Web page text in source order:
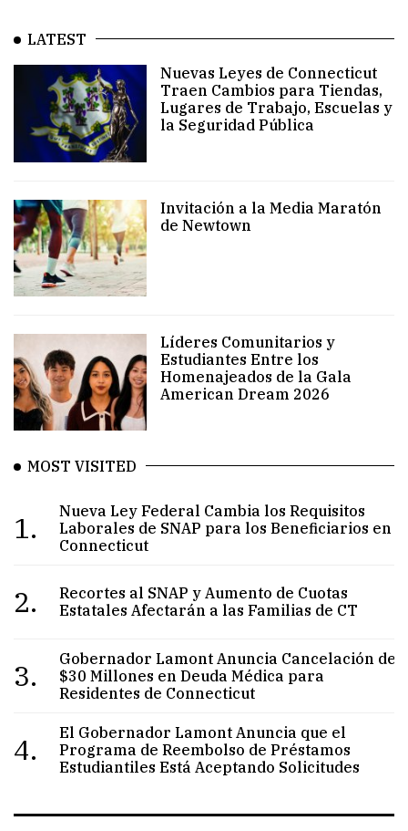
LATEST
Nuevas Leyes de Connecticut
Traen Cambios para Tiendas,
Lugares de Trabajo, Escuelas y
la Seguridad Pública
Invitación a la Media Maratón
de Newtown
Líderes Comunitarios y
Estudiantes Entre los
Homenajeados de la Gala
American Dream 2026
MOST VISITED
1.
Nueva Ley Federal Cambia los Requisitos
Laborales de SNAP para los Beneficiarios en
Connecticut
2.
Recortes al SNAP y Aumento de Cuotas
Estatales Afectarán a las Familias de CT
3.
Gobernador Lamont Anuncia Cancelación de
$30 Millones en Deuda Médica para
Residentes de Connecticut
4.
El Gobernador Lamont Anuncia que el
Programa de Reembolso de Préstamos
Estudiantiles Está Aceptando Solicitudes